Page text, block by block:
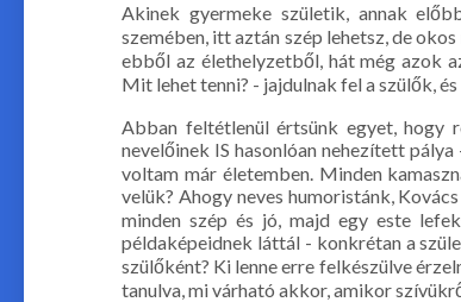
Akinek gyermeke születik, annak
szemében, itt aztán szép lehetsz, de
ebből az élethelyzetből, hát még azok
Mit lehet tenni? - jajdulnak fel a szülők,
Abban feltétlenül értsünk egyet, hogy
nevelőinek IS hasonlóan nehezített
voltam már életemben. Minden
velük? Ahogy neves humoristánk,
minden szép és jó, majd egy este
példaképeidnek láttál - konkrétan a
szülőként? Ki lenne erre felkészülve
tanulva, mi várható akkor, amikor